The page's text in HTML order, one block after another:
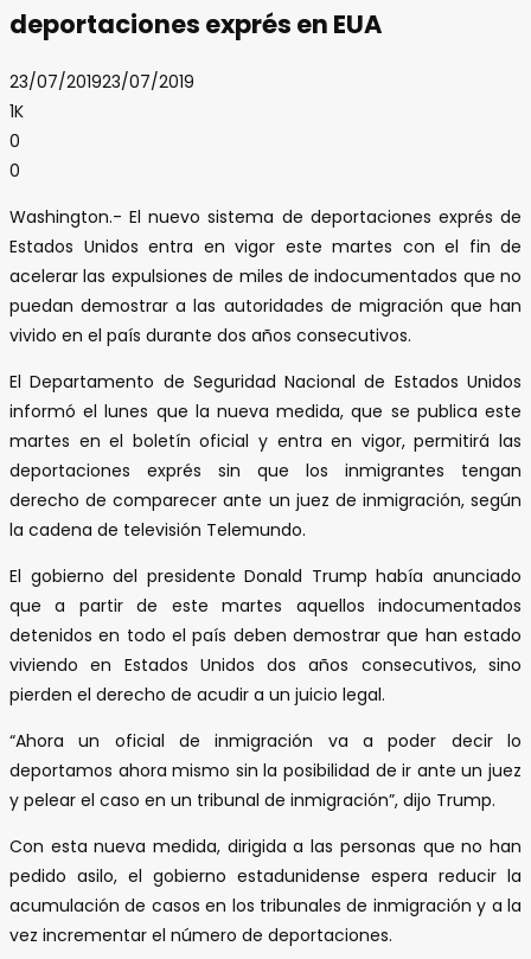
deportaciones exprés en EUA
23/07/201923/07/2019
1K
0
0
Washington.- El nuevo sistema de deportaciones exprés de
Estados Unidos entra en vigor este martes con el fin de
acelerar las expulsiones de miles de indocumentados que no
puedan demostrar a las autoridades de migración que han
vivido en el país durante dos años consecutivos.
El Departamento de Seguridad Nacional de Estados Unidos
informó el lunes que la nueva medida, que se publica este
martes en el boletín oficial y entra en vigor, permitirá las
deportaciones exprés sin que los inmigrantes tengan
derecho de comparecer ante un juez de inmigración, según
la cadena de televisión Telemundo.
El gobierno del presidente Donald Trump había anunciado
que a partir de este martes aquellos indocumentados
detenidos en todo el país deben demostrar que han estado
viviendo en Estados Unidos dos años consecutivos, sino
pierden el derecho de acudir a un juicio legal.
“Ahora un oficial de inmigración va a poder decir lo
deportamos ahora mismo sin la posibilidad de ir ante un juez
y pelear el caso en un tribunal de inmigración”, dijo Trump.
Con esta nueva medida, dirigida a las personas que no han
pedido asilo, el gobierno estadunidense espera reducir la
acumulación de casos en los tribunales de inmigración y a la
vez incrementar el número de deportaciones.